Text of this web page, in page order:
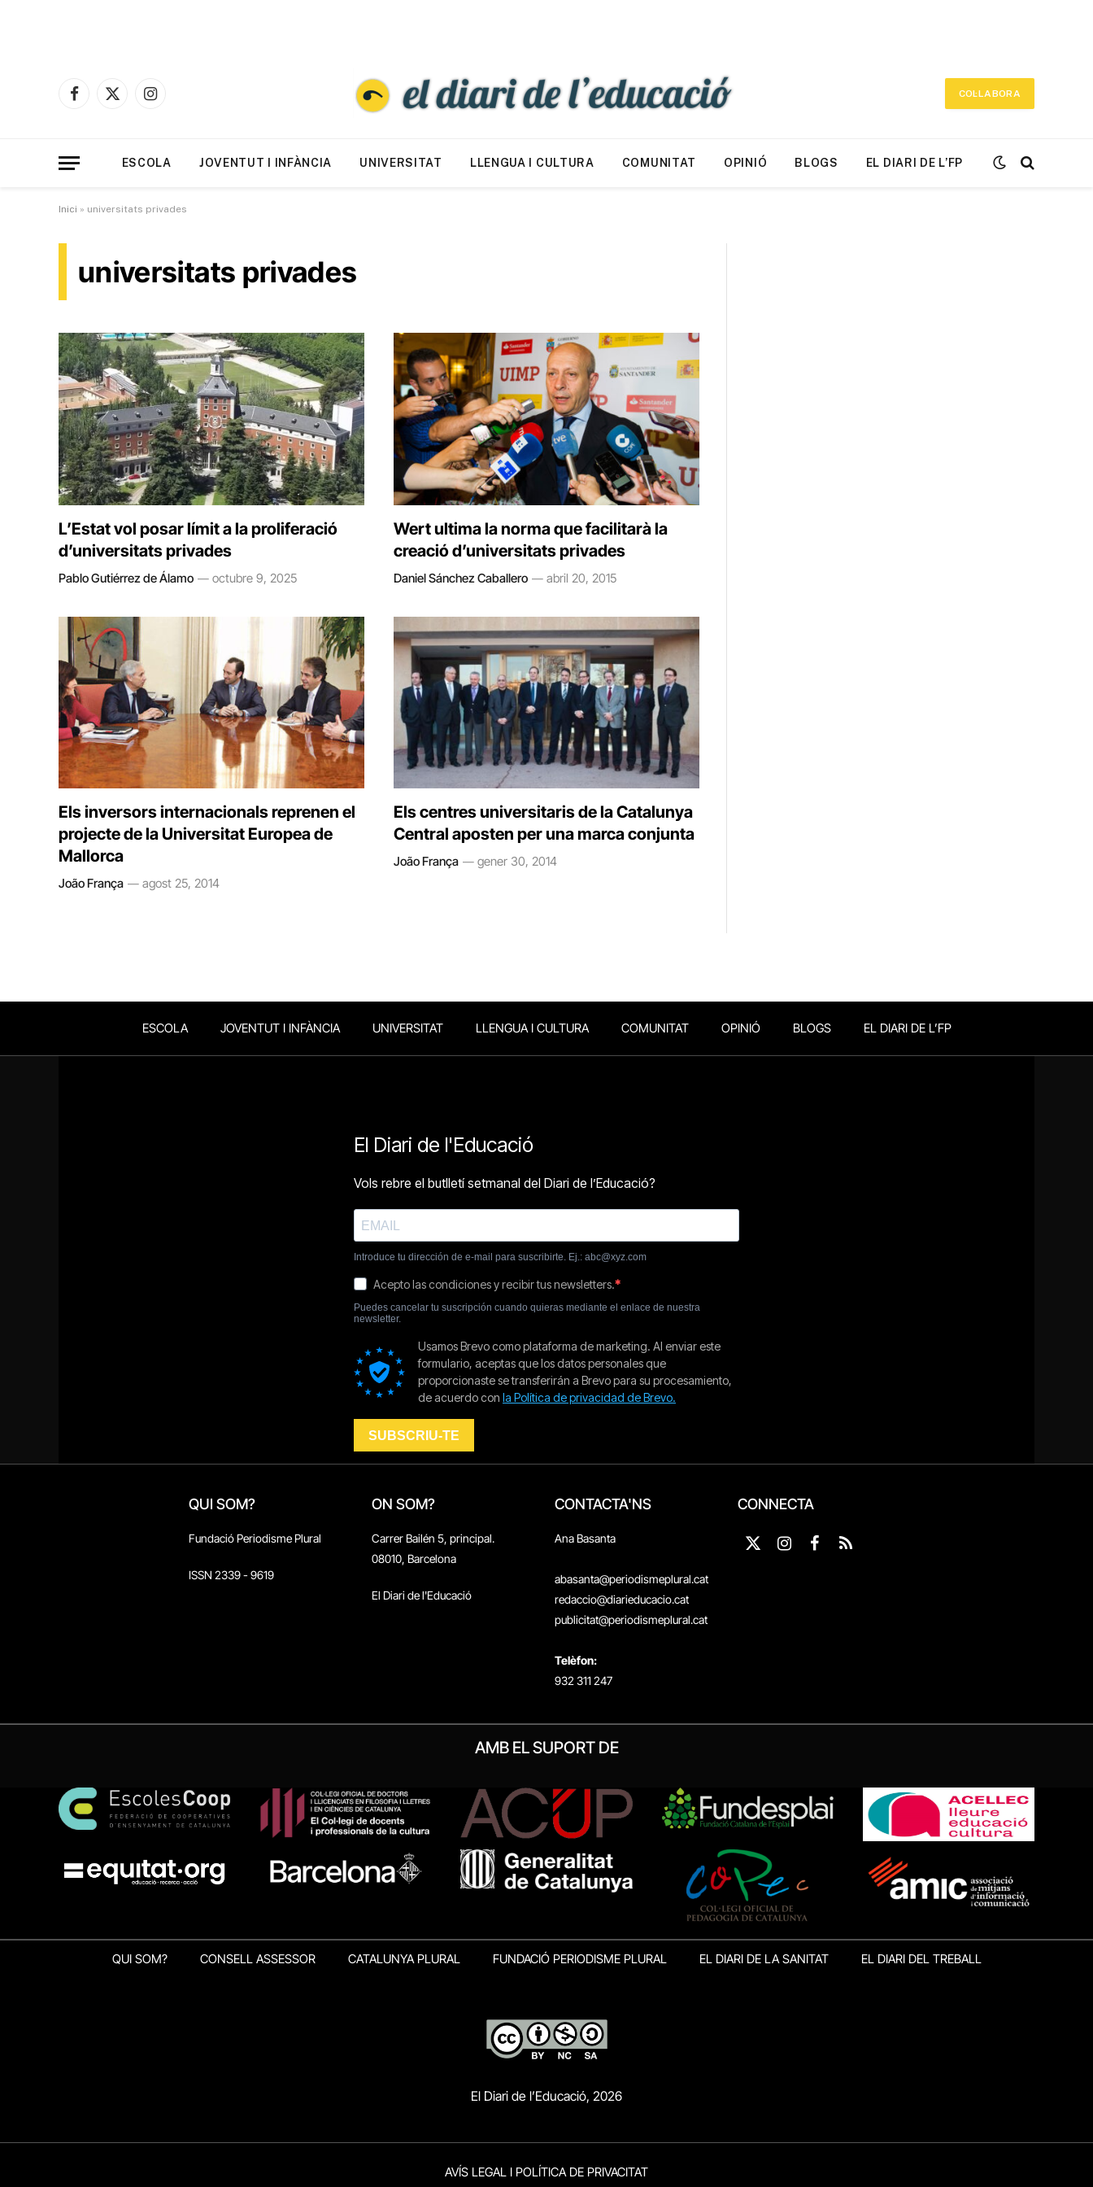
Facebook
X
Instagram
COL·LABORA
ESCOLA JOVENTUT I INFÀNCIA UNIVERSITAT LLENGUA I CULTURA COMUNITAT OPINIÓ BLOGS EL DIARI DE L’FP
Inici » universitats privades
universitats privades
L’Estat vol posar límit a la proliferació
d’universitats privades
Pablo Gutiérrez de Álamo octubre 9, 2025
Wert ultima la norma que facilitarà la
creació d’universitats privades
Daniel Sánchez Caballero abril 20, 2015
Els inversors internacionals reprenen el
projecte de la Universitat Europea de
Mallorca
João França agost 25, 2014
Els centres universitaris de la Catalunya
Central aposten per una marca conjunta
João França gener 30, 2014
ESCOLA JOVENTUT I INFÀNCIA UNIVERSITAT LLENGUA I CULTURA COMUNITAT OPINIÓ BLOGS EL DIARI DE L’FP
QUI SOM?
Fundació Periodisme Plural
ISSN 2339 - 9619
ON SOM?
Carrer Bailén 5, principal.
08010, Barcelona
El Diari de l'Educació
CONTACTA'NS
Ana Basanta
abasanta@periodismeplural.cat
redaccio@diarieducacio.cat
publicitat@periodismeplural.cat
Telèfon:
932 311 247
CONNECTA
X
Instagram
Facebook
RSS
AMB EL SUPORT DE
QUI SOM? CONSELL ASSESSOR CATALUNYA PLURAL FUNDACIÓ PERIODISME PLURAL EL DIARI DE LA SANITAT EL DIARI DEL TREBALL
El Diari de l’Educació, 2026
AVÍS LEGAL I POLÍTICA DE PRIVACITAT